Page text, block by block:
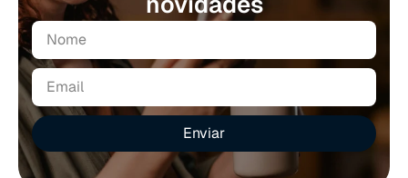
Enviar